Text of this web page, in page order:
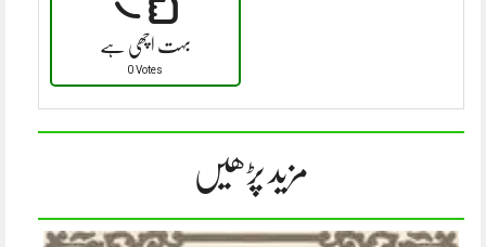
بہت اچھی ہے
0 Votes
مزید پڑھیں